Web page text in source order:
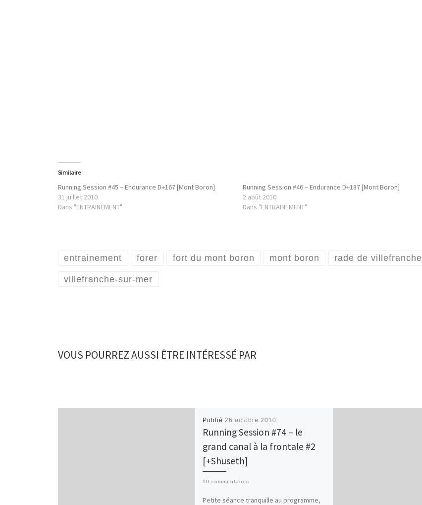
Similaire
Running Session #45 – Endurance D+167 [Mont Boron]
31 juillet 2010
Dans "ENTRAINEMENT"
Running Session #46 – Endurance D+187 [Mont Boron]
2 août 2010
Dans "ENTRAINEMENT"
entrainement forer fort du mont boron mont boron rade de villefranche
villefranche-sur-mer
VOUS POURREZ AUSSI ÊTRE INTÉRESSÉ PAR
Publié 26 octobre 2010
Running Session #74 – le
grand canal à la frontale #2
[+Shuseth]
10 commentaires
Petite séance tranquille au programme,